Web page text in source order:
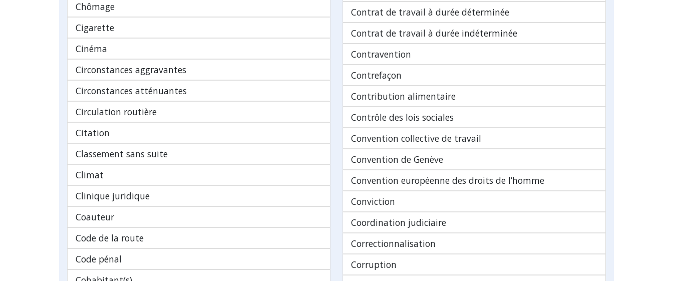
Chômage
Cigarette
Cinéma
Circonstances aggravantes
Circonstances atténuantes
Circulation routière
Citation
Classement sans suite
Climat
Clinique juridique
Coauteur
Code de la route
Code pénal
Contrat de travail à durée déterminée
Contrat de travail à durée indéterminée
Contravention
Contrefaçon
Contribution alimentaire
Contrôle des lois sociales
Convention collective de travail
Convention de Genève
Convention européenne des droits de l’homme
Conviction
Coordination judiciaire
Correctionnalisation
Corruption